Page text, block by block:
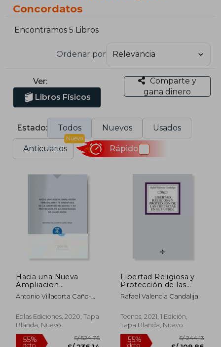
Concordatos
Encontramos 5 Libros
Ordenar por
Ver:
Libros Físicos
Comparte y
gana dinero
Estado: Todos Nuevos Usados
Anticuarios
Nuevo
Rápido
Hacia una Nueva
Ampliacion
Tematicamente
Orientada de la
su Proyeccion en la
Enseñanza de la
Antonio Villacorta Caño-
Eolas Ediciones, 2020, Tapa
Blanda, Nuevo
Libertad Religiosa y
Protección de las
Creencias en el
Fútbol
Rafael Valencia Candalija
Tecnos, 2021, 1 Edición,
Tapa Blanda, Nuevo